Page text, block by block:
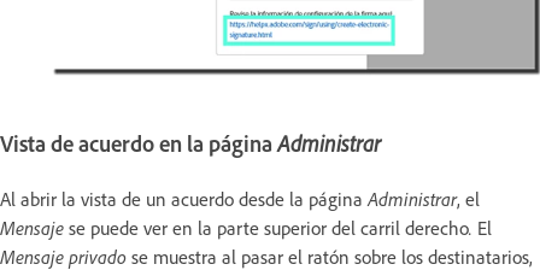
Vista de acuerdo en la páginaAdministrar
Al abrir la vista de un acuerdo desde la página Administrar, el
Mensaje se puede ver en la parte superior del carril derecho. El
Mensaje privado se muestra al pasar el ratón sobre los destinatarios,